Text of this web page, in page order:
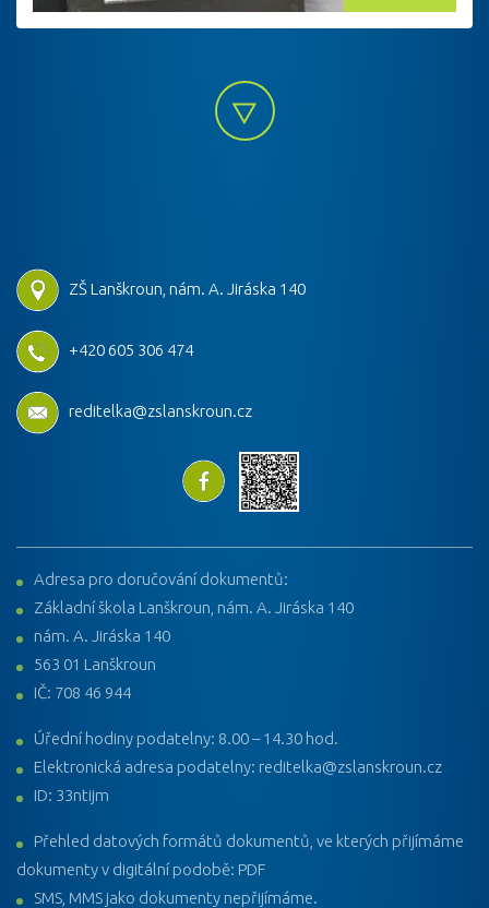
ZŠ Lanškroun, nám. A. Jiráska 140
+420 605 306 474
reditelka@zslanskroun.cz
Adresa pro doručování dokumentů:
Základní škola Lanškroun, nám. A. Jiráska 140
nám. A. Jiráska 140
563 01 Lanškroun
IČ: 708 46 944
Úřední hodiny podatelny: 8.00 – 14.30 hod.
Elektronická adresa podatelny: reditelka@zslanskroun.cz
ID: 33ntijm
Přehled datových formátů dokumentů, ve kterých přijímáme
dokumenty v digitální podobě: PDF
SMS, MMS jako dokumenty nepřijímáme.